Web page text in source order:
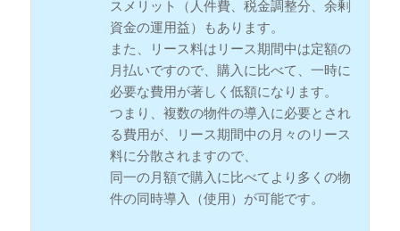
スメリット（人件費、税金調整分、余剰
資金の運用益）もあります。
また、リース料はリース期間中は定額の
月払いですので、購入に比べて、一時に
必要な費用が著しく低額になります。
つまり、複数の物件の導入に必要とされ
る費用が、リース期間中の月々のリース
料に分散されますので、
同一の月額で購入に比べてより多くの物
件の同時導入（使用）が可能です。